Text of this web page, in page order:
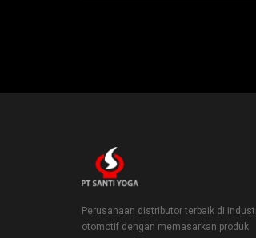
Perusahaan distributor terbaik di
otomotif dengan memasarkan produk